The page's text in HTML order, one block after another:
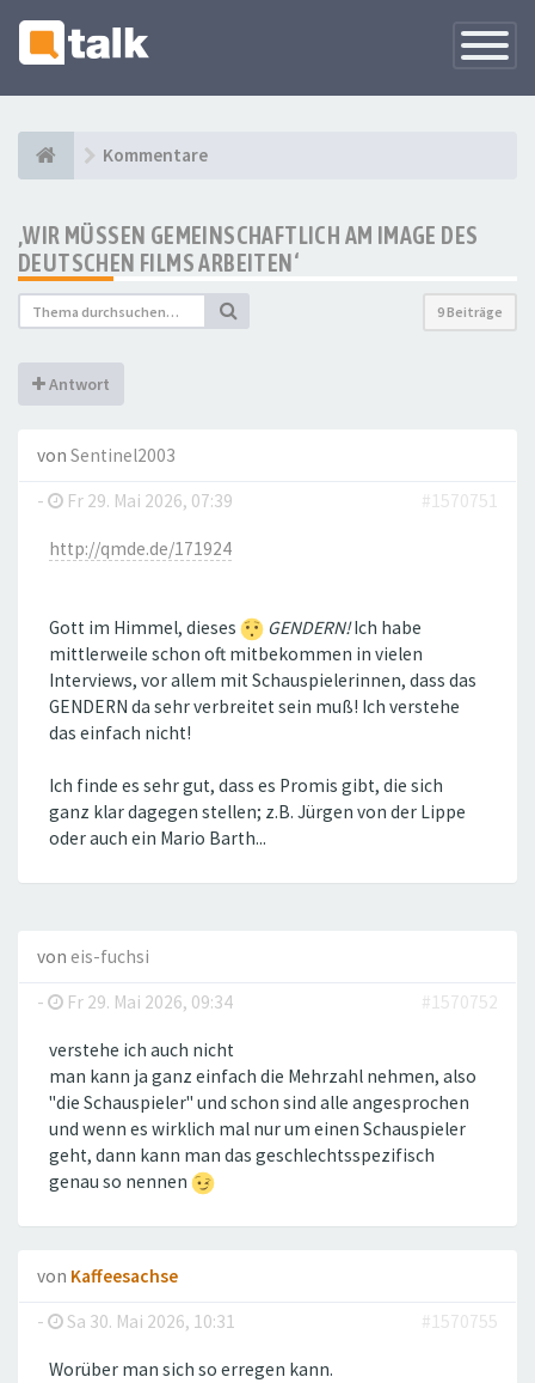
Kommentare
‚WIR MÜSSEN GEMEINSCHAFTLICH AM IMAGE DES
DEUTSCHEN FILMS ARBEITEN‘
9 Beiträge
Antwort
von Sentinel2003
-
Fr 29. Mai 2026, 07:39 #1570751
http://qmde.de/171924
Gott im Himmel, dieses GENDERN!Ich habe
mittlerweile schon oft mitbekommen in vielen
Interviews, vor allem mit Schauspielerinnen, dass das
GENDERN da sehr verbreitet sein muß! Ich verstehe
das einfach nicht!
Ich finde es sehr gut, dass es Promis gibt, die sich
ganz klar dagegen stellen; z.B. Jürgen von der Lippe
oder auch ein Mario Barth...
von eis-fuchsi
-
Fr 29. Mai 2026, 09:34 #1570752
verstehe ich auch nicht
man kann ja ganz einfach die Mehrzahl nehmen, also
"die Schauspieler" und schon sind alle angesprochen
und wenn es wirklich mal nur um einen Schauspieler
geht, dann kann man das geschlechtsspezifisch
genau so nennen
von Kaffeesachse
-
Sa 30. Mai 2026, 10:31 #1570755
Worüber man sich so erregen kann.